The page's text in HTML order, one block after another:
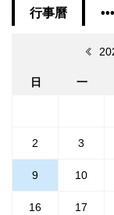
雙語教學推動資
中心公告 News
計畫資訊 News
雙語計畫活動及
教育部 EMI教學
外校活動 News
行事曆
日 一
2 3
9 10
16 17
《竹蘊清風》
114-2 「邊玩邊